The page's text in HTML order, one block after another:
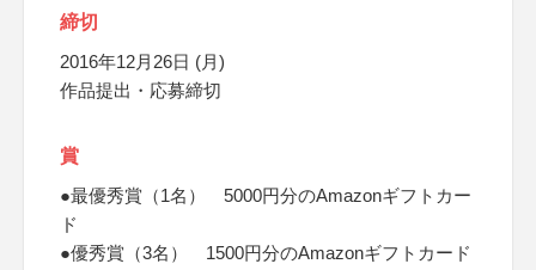
締切
2016年12月26日 (月)
作品提出・応募締切
賞
●最優秀賞（1名） 5000円分のAmazonギフトカー
ド
●優秀賞（3名） 1500円分のAmazonギフトカード